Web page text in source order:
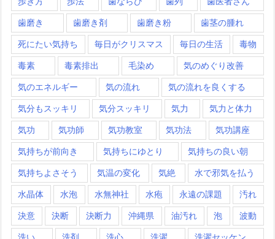
歯磨き 歯磨き剤 歯磨き粉 歯茎の腫れ
死にたい気持ち 毎日がクリスマス 毎日の生活 毒物
毒素 毒素排出 毛染め 気のめぐり改善
気のエネルギー 気の流れ 気の流れを良くする
気分もスッキリ 気分スッキリ 気力 気力と体力
気功 気功師 気功教室 気功法 気功講座
気持ちが前向き 気持ちにゆとり 気持ちの良い朝
気持ちよさそう 気温の変化 気絶 水で邪気を払う
水晶体 水泡 水無神社 水疱 永遠の課題 汚れ
決意 決断 決断力 沖縄県 油汚れ 泡 波動
洗い 洗剤 洗心 洗濯 洗濯セッケン